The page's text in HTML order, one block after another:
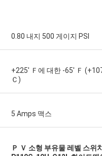
0.80 내지 500 게이지 PSI
+225' Ｆ에 대한 -65' Ｆ
Ｃ)
5 Amps 맥스
Ｐ Ｖ 소형 부유물 레벨 스위치